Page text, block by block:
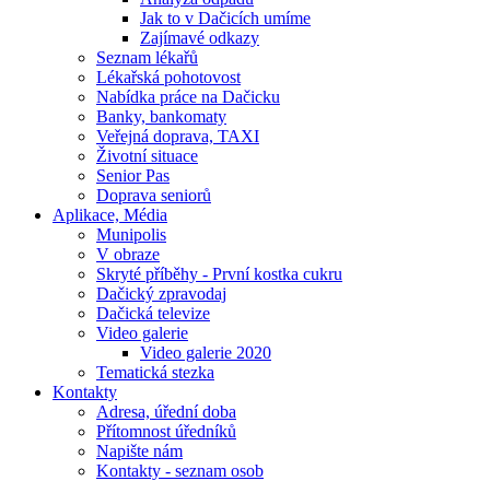
Jak to v Dačicích umíme
Zajímavé odkazy
Seznam lékařů
Lékařská pohotovost
Nabídka práce na Dačicku
Banky, bankomaty
Veřejná doprava, TAXI
Životní situace
Senior Pas
Doprava seniorů
Aplikace, Média
Munipolis
V obraze
Skryté příběhy - První kostka cukru
Dačický zpravodaj
Dačická televize
Video galerie
Video galerie 2020
Tematická stezka
Kontakty
Adresa, úřední doba
Přítomnost úředníků
Napište nám
Kontakty - seznam osob